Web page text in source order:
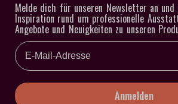
Melde dich für unseren Newsletter an
Inspiration rund um professionelle
Angebote und Neuigkeiten zu unseren
Email
Anmelden